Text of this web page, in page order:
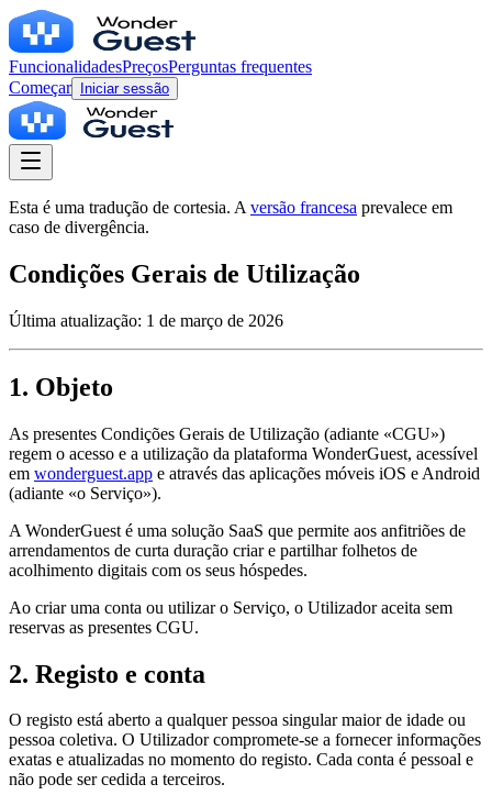
FuncionalidadesPreçosPerguntas frequentes
Começar
Iniciar sessão
Esta é uma tradução de cortesia. A versão francesa prevalece em
caso de divergência.
Condições Gerais de Utilização
Última atualização: 1 de março de 2026
1. Objeto
As presentes Condições Gerais de Utilização (adiante «CGU»)
regem o acesso e a utilização da plataforma WonderGuest, acessível
em wonderguest.app e através das aplicações móveis iOS e Android
(adiante «o Serviço»).
A WonderGuest é uma solução SaaS que permite aos anfitriões de
arrendamentos de curta duração criar e partilhar folhetos de
acolhimento digitais com os seus hóspedes.
Ao criar uma conta ou utilizar o Serviço, o Utilizador aceita sem
reservas as presentes CGU.
2. Registo e conta
O registo está aberto a qualquer pessoa singular maior de idade ou
pessoa coletiva. O Utilizador compromete-se a fornecer informações
exatas e atualizadas no momento do registo. Cada conta é pessoal e
não pode ser cedida a terceiros.